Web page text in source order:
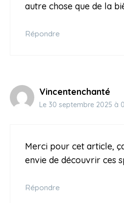
autre chose que de la
Répondre
Vincentenchanté
Le 30 septembre 2025 à
Merci pour cet article,
envie de découvrir ces
Répondre